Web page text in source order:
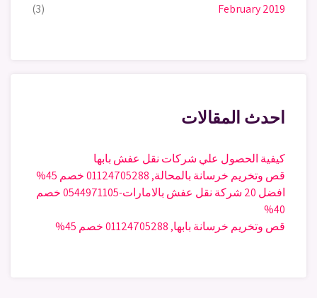
February 2019
(3)
احدث المقالات
كيفية الحصول علي شركات نقل عفش بابها
قص وتخريم خرسانة بالمحالة, 01124705288 خصم 45%
افضل 20 شركة نقل عفش بالامارات-0544971105 خصم
40%
قص وتخريم خرسانة بابها, 01124705288 خصم 45%